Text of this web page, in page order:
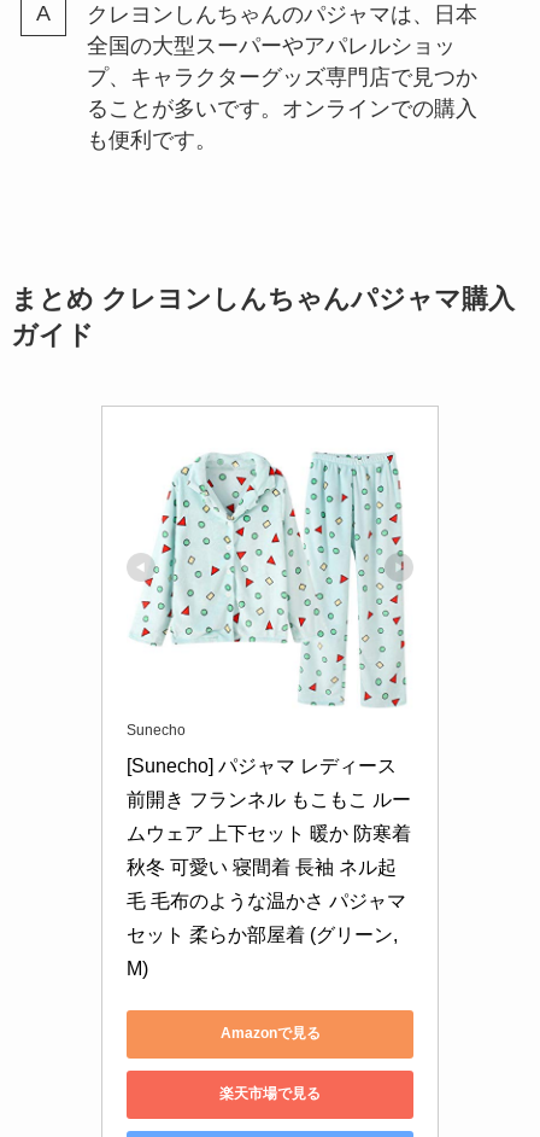
クレヨンしんちゃんのパジャマは、日本
全国の大型スーパーやアパレルショッ
プ、キャラクターグッズ専門店で見つか
ることが多いです。オンラインでの購入
も便利です。
まとめ クレヨンしんちゃんパジャマ購入
ガイド
Sunecho
[Sunecho] パジャマ レディース
前開き フランネル もこもこ ルー
ムウェア 上下セット 暖か 防寒着
秋冬 可愛い 寝間着 長袖 ネル起
毛 毛布のような温かさ パジャマ
セット 柔らか部屋着 (グリーン,
M)
Amazonで見る
楽天市場で見る